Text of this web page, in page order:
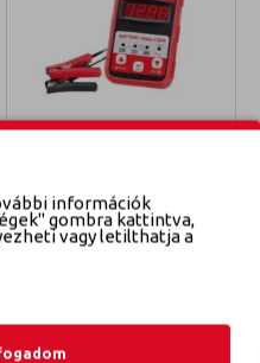
AKKUMULÁTOR TESZTER
DHC-BT111
14 900 Ft
információk
gombra kattintva,
vagy letilthatja a